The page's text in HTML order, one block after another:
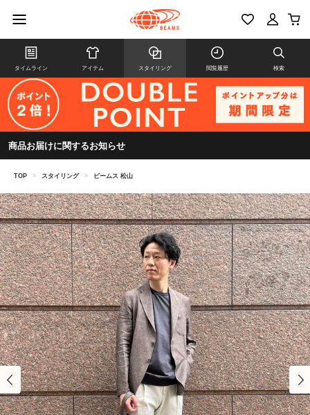
タイムライン アイテム スタイリング 閲覧履歴 検索
商品お届けに関するお知らせ
TOP > スタイリング > ビームス 松山